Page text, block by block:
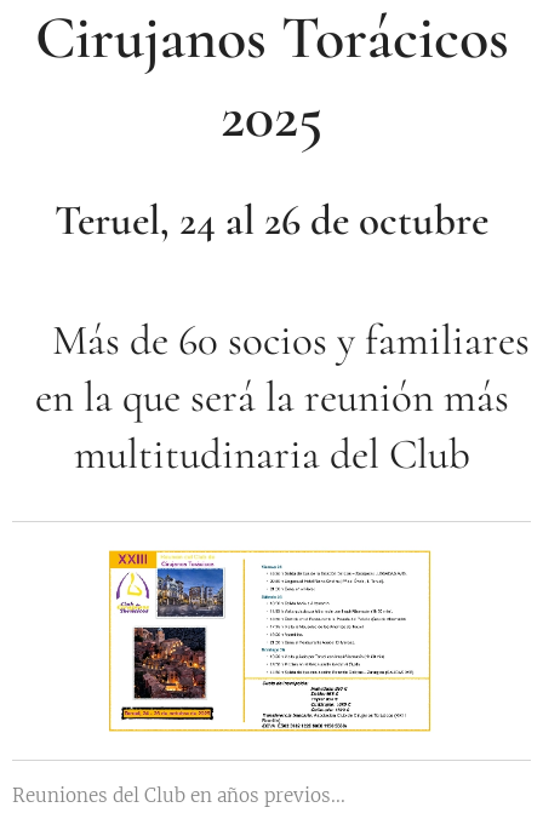
Cirujanos Torácicos
2025
Teruel, 24 al 26 de octubre
Más de 60 socios y familiares
en la que será la reunión más
multitudinaria del Club
Reuniones del Club en años previos...